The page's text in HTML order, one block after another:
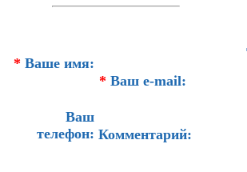
* Ваше имя:
* Ваш e-mail:
Ваш
телефон: Комментарий: